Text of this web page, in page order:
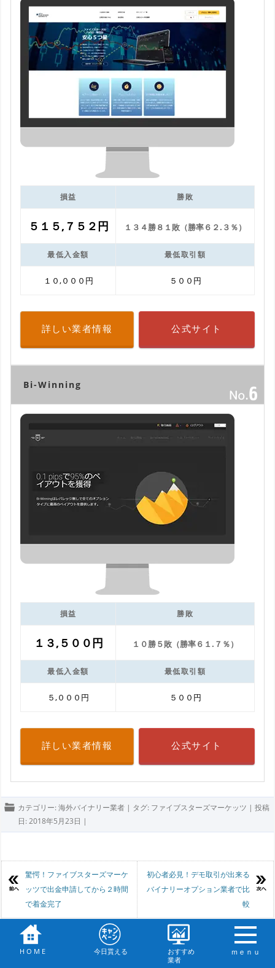
H O M E 今日貰える
おすすめ
業者
ｍｅｎｕ
損益 勝敗
５１５,７５２円 １３４勝８１敗（勝率６２.３％）
最低入金額 最低取引額
１０,０００円 ５００円
詳しい業者情報 公式サイト
Bi-Winning
損益 勝敗
１３,５００円 １０勝５敗（勝率６１.７％）
最低入金額 最低取引額
５,０００円 ５００円
詳しい業者情報 公式サイト
カテゴリー: 海外バイナリー業者 | タグ: ファイブスターズマーケッツ | 投稿
日: 2018年5月23日 |
投稿ナビゲーション
驚愕！ファイブスターズマーケ
ッツで出金申請してから２時間
で着金完了
初心者必見！デモ取引が出来る
バイナリーオプション業者で比
較